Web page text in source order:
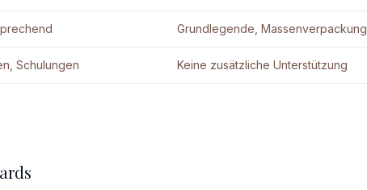
Grundlegende, Massenverpackung
Schulungen Keine zusätzliche Unterstützung